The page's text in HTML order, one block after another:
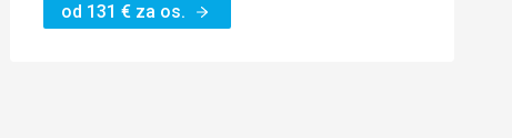
od 131 € za os.